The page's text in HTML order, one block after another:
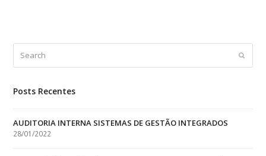
Submit
Posts Recentes
AUDITORIA INTERNA SISTEMAS DE GESTÃO INTEGRADOS
28/01/2022